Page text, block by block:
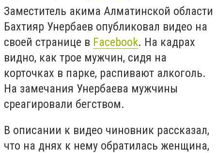
Заместитель акима Алматинской области
Бахтияр Унербаев опубликовал видео на
своей странице в Facebook. На кадрах
видно, как трое мужчин, сидя на
корточках в парке, распивают алкоголь.
На замечания Унербаева мужчины
среагировали бегством.
В описании к видео чиновник рассказал,
что на днях к нему обратилась женщина,